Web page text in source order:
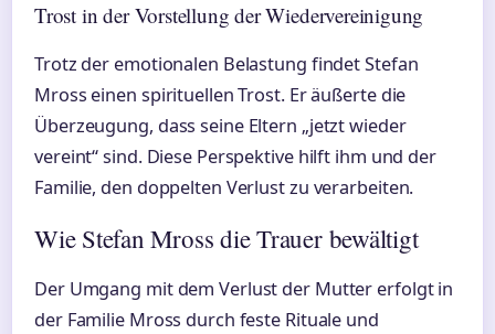
Trost in der Vorstellung der Wiedervereinigung
Trotz der emotionalen Belastung findet Stefan
Mross einen spirituellen Trost. Er äußerte die
Überzeugung, dass seine Eltern „jetzt wieder
vereint“ sind. Diese Perspektive hilft ihm und der
Familie, den doppelten Verlust zu verarbeiten.
Wie Stefan Mross die Trauer bewältigt
Der Umgang mit dem Verlust der Mutter erfolgt in
der Familie Mross durch feste Rituale und